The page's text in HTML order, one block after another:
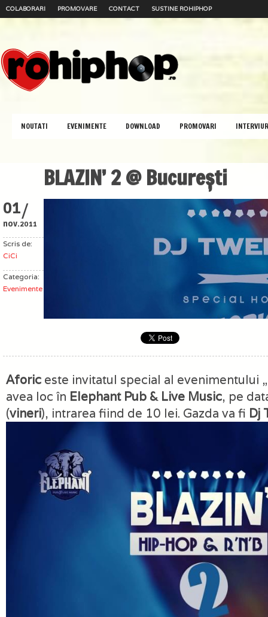
COLABORARI PROMOVARE CONTACT SUSTINE ROHIPHOP
NOUTATI EVENIMENTE DOWNLOAD PROMOVARI
BLAZIN’ 2 @ București
01/
nov.2011
Scris de:
CiCi
Categoria:
Evenimente
Aforic este invitatul special al evenimentului „
avea loc în Elephant Pub & Live Music, pe
(vineri), intrarea fiind de 10 lei. Gazda va fi Dj